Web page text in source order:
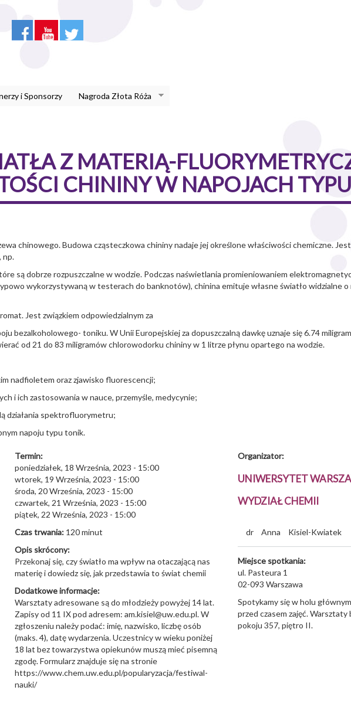
i Sponsorzy Nagroda Złota Róża
Z MATERIĄ-
CHININY W NAPOJACH
chinowego. Budowa cząsteczkowa chininy nadaje jej określone właściwości chemiczne.
np.
są dobrze rozpuszczalne w wodzie. Podczas naświetlania promieniowaniem
wykorzystywaną w testerach do banknotów), chinina emituje własne światło widzialne
Jest związkiem odpowiedzialnym za
bezalkoholowego- toniku. W Unii Europejskiej za dopuszczalną dawkę uznaje się 6.74
od 21 do 83 miligramów chlorowodorku chininy w 1 litrze płynu opartego na wodzie.
nadfioletem oraz zjawisko fluorescencji;
i ich zastosowania w nauce, przemyśle, medycynie;
działania spektrofluorymetru;
napoju typu tonik.
Termin:
poniedziałek, 18 Września, 2023 - 15:00
wtorek, 19 Września, 2023 - 15:00
środa, 20 Września, 2023 - 15:00
czwartek, 21 Września, 2023 - 15:00
piątek, 22 Września, 2023 - 15:00
Czas trwania: 120 minut
Opis skrócony:
Przekonaj się, czy światło ma wpływ na otaczającą nas
materię i dowiedz się, jak przedstawia to świat chemii
Dodatkowe informacje:
Warsztaty adresowane są do młodzieży powyżej 14 lat.
Zapisy od 11 IX pod adresem: am.kisiel@uw.edu.pl. W
zgłoszeniu należy podać: imię, nazwisko, liczbę osób
(maks. 4), datę wydarzenia. Uczestnicy w wieku poniżej
18 lat bez towarzystwa opiekunów muszą mieć pisemną
zgodę. Formularz znajduje się na stronie
https://www.chem.uw.edu.pl/popularyzacja/festiwal-
nauki/
Organizator:
UNIWERSYTET
WYDZIAŁ CHEMII
dr Anna Kisiel-Kwiatek
Miejsce spotkania:
ul. Pasteura 1
02-093 Warszawa
Spotykamy się w holu
przed czasem zajęć. Warsztaty
pokoju 357, piętro II.